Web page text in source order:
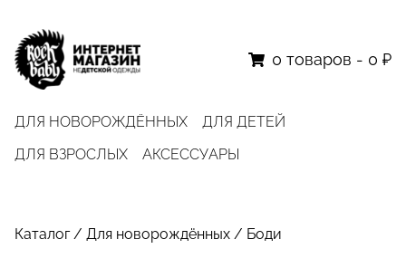
ДЛЯ НОВОРОЖДЁННЫХ
ДЛЯ ДЕТЕЙ
ДЛЯ ВЗРОСЛЫХ
АКСЕССУАРЫ
0 товаров - 0 ₽
Каталог/ Для новорождённых / Боди